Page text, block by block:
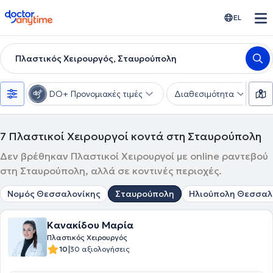
doctoranytime EL
Πλαστικός Χειρουργός, Σταυρούπολη
DO+ Προνομιακές τιμές Διαθεσιμότητα
7 Πλαστικοί Χειρουργοί κοντά στη Σταυρούπολη
Δεν βρέθηκαν Πλαστικοί Χειρουργοί με online ραντεβού
στη Σταυρούπολη, αλλά σε κοντινές περιοχές.
Νομός Θεσσαλονίκης Σταυρούπολη Ηλιούπολη
Κανακίδου Μαρία
Πλαστικός Χειρουργός
10|30 αξιολογήσεις